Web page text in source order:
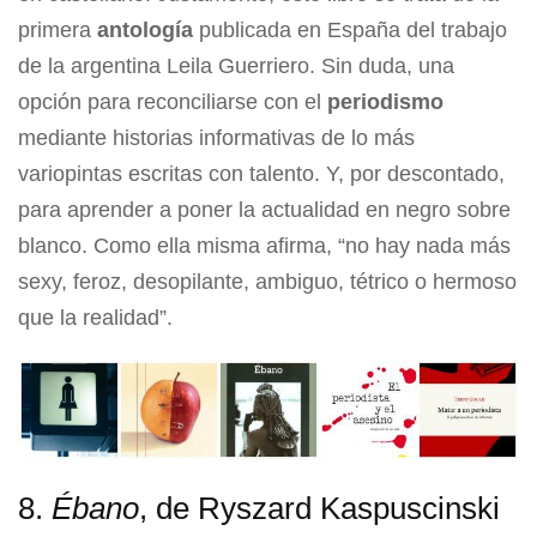
primera antología publicada en España del trabajo
de la argentina Leila Guerriero. Sin duda, una
opción para reconciliarse con el periodismo
mediante historias informativas de lo más
variopintas escritas con talento. Y, por descontado,
para aprender a poner la actualidad en negro sobre
blanco. Como ella misma afirma, “no hay nada más
sexy, feroz, desopilante, ambiguo, tétrico o hermoso
que la realidad”.
8. Ébano, de Ryszard Kaspuscinski